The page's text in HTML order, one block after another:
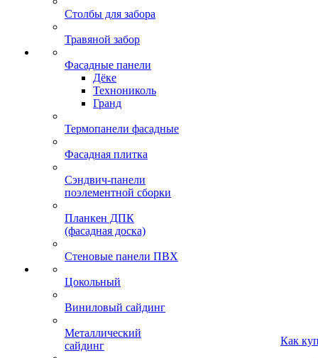
Столбы для забора
Травяной забор
Фасадные панели
Дёке
Технониколь
Гранд
Термопанели фасадные
Фасадная плитка
Сэндвич-панели
поэлементной сборки
Планкен ДПК
(фасадная доска)
Стеновые панели ПВХ
Цокольный
Виниловый сайдинг
Металлический
сайдинг
Как